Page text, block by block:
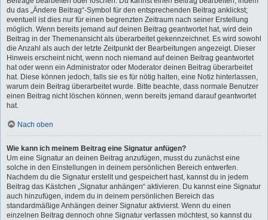
du das „Ändere Beitrag“-Symbol für den entsprechenden Beitrag anklickst;
eventuell ist dies nur für einen begrenzten Zeitraum nach seiner Erstellung
möglich. Wenn bereits jemand auf deinen Beitrag geantwortet hat, wird dein
Beitrag in der Themenansicht als überarbeitet gekennzeichnet. Es wird sowohl
die Anzahl als auch der letzte Zeitpunkt der Bearbeitungen angezeigt. Dieser
Hinweis erscheint nicht, wenn noch niemand auf deinen Beitrag geantwortet
hat oder wenn ein Administrator oder Moderator deinen Beitrag überarbeitet
hat. Diese können jedoch, falls sie es für nötig halten, eine Notiz hinterlassen,
warum dein Beitrag überarbeitet wurde. Bitte beachte, dass normale Benutzer
einen Beitrag nicht löschen können, wenn bereits jemand darauf geantwortet
hat.
Nach oben
Wie kann ich meinem Beitrag eine Signatur anfügen?
Um eine Signatur an deinen Beitrag anzufügen, musst du zunächst eine
solche in den Einstellungen in deinem persönlichen Bereich entwerfen.
Nachdem du die Signatur erstellt und gespeichert hast, kannst du in jedem
Beitrag das Kästchen „Signatur anhängen“ aktivieren. Du kannst eine Signatur
auch hinzufügen, indem du in deinem persönlichen Bereich das
standardmäßige Anhängen deiner Signatur aktivierst. Wenn du einen
einzelnen Beitrag dennoch ohne Signatur verfassen möchtest, so kannst du